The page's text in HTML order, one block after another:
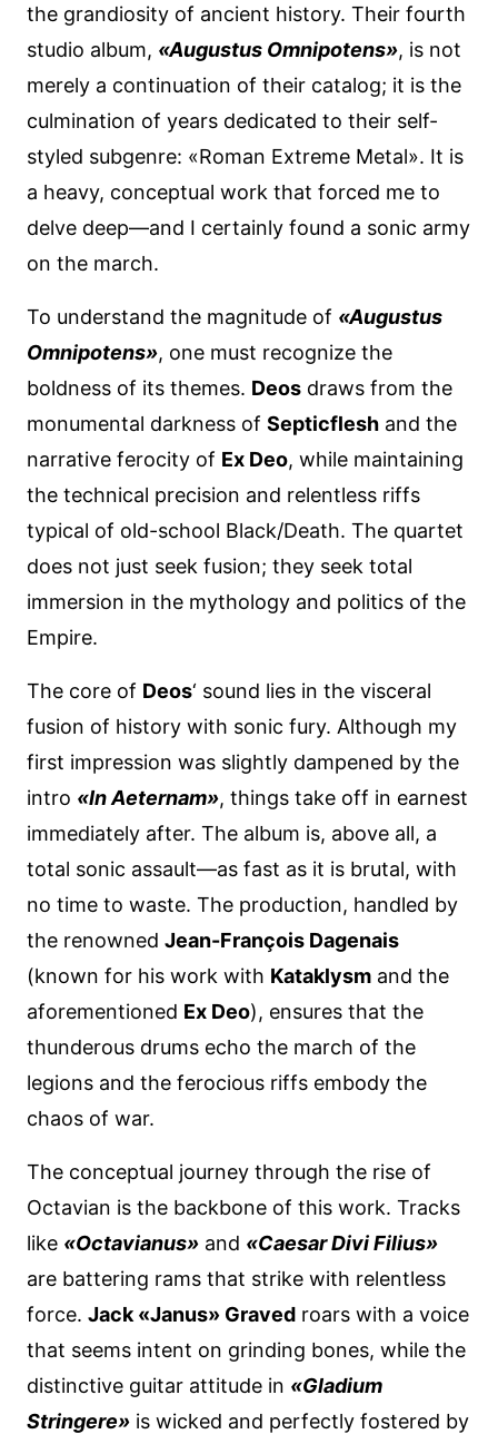
the grandiosity of ancient history. Their fourth
studio album, «Augustus Omnipotens», is not
merely a continuation of their catalog; it is the
culmination of years dedicated to their self-
styled subgenre: «Roman Extreme Metal». It is
a heavy, conceptual work that forced me to
delve deep—and I certainly found a sonic army
on the march.
To understand the magnitude of «Augustus
Omnipotens», one must recognize the
boldness of its themes. Deos draws from the
monumental darkness of Septicflesh and the
narrative ferocity of Ex Deo, while maintaining
the technical precision and relentless riffs
typical of old-school Black/Death. The quartet
does not just seek fusion; they seek total
immersion in the mythology and politics of the
Empire.
The core of Deos‘ sound lies in the visceral
fusion of history with sonic fury. Although my
first impression was slightly dampened by the
intro «In Aeternam», things take off in earnest
immediately after. The album is, above all, a
total sonic assault—as fast as it is brutal, with
no time to waste. The production, handled by
the renowned Jean-François Dagenais
(known for his work with Kataklysm and the
aforementioned Ex Deo), ensures that the
thunderous drums echo the march of the
legions and the ferocious riffs embody the
chaos of war.
The conceptual journey through the rise of
Octavian is the backbone of this work. Tracks
like «Octavianus» and «Caesar Divi Filius»
are battering rams that strike with relentless
force. Jack «Janus» Graved roars with a voice
that seems intent on grinding bones, while the
distinctive guitar attitude in «Gladium
Stringere» is wicked and perfectly fostered by